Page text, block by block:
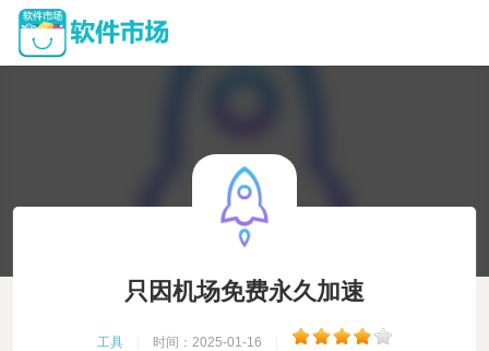
只因机场免费永久加速
工具 时间：2025-01-16